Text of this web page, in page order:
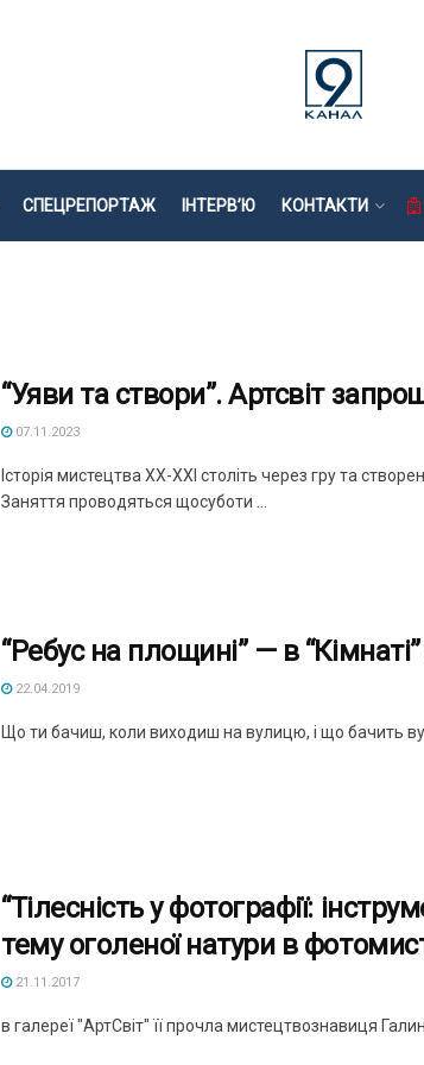
СПЕЦРЕПОРТАЖ ІНТЕРВ’Ю КОНТАКТИ
“Уяви та створи”. Артсвіт
07.11.2023
Історія мистецтва ХХ-ХХІ століть через гру та
Заняття проводяться щосуботи ...
“Ребус на площині” — в
22.04.2019
Що ти бачиш, коли виходиш на вулицю, і що бачить
“Тілесність у фотографії:
тему оголеної натури в
21.11.2017
в галереї "АртСвіт" її прочла мистецтвознавиця